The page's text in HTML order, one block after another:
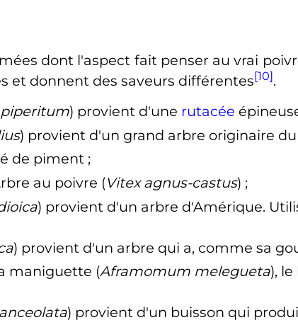
dont l'aspect fait penser au vrai
et donnent des saveurs différentes[10].
) provient d'une rutacée
) provient d'un grand arbre originaire
de piment ;
au poivre (Vitex agnus-castus) ;
) provient d'un arbre d'Amérique.
) provient d'un arbre qui a, comme sa
maniguette (Aframomum melegueta), le
) provient d'un buisson qui